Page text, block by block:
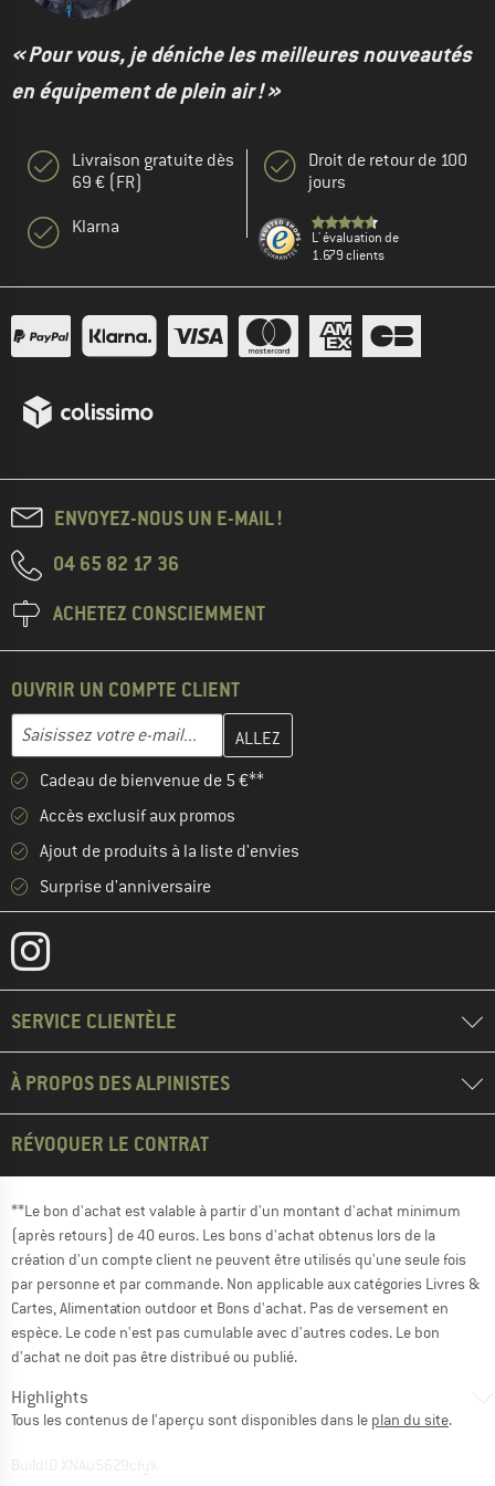
« Pour vous, je déniche les meilleures nouveautés
en équipement de plein air ! »
Livraison gratuite dès
69 € (FR)
Klarna
Droit de retour de 100
jours
L' évaluation de
1.679 clients
ENVOYEZ-NOUS UN E-MAIL !
04 65 82 17 36
ACHETEZ CONSCIEMMENT
OUVRIR UN COMPTE CLIENT
Adresse e-mail
Entrez votre adresse e-mail ici et créez votre compte client à la
Cadeau de bienvenue de 5 €**
Accès exclusif aux promos
Ajout de produits à la liste d'envies
Surprise d'anniversaire
SERVICE CLIENTÈLE
À PROPOS DES ALPINISTES
RÉVOQUER LE CONTRAT
**Le bon d'achat est valable à partir d'un montant d'achat minimum
(après retours) de 40 euros. Les bons d'achat obtenus lors de la
création d'un compte client ne peuvent être utilisés qu'une seule fois
par personne et par commande. Non applicable aux catégories Livres &
Cartes, Alimentation outdoor et Bons d'achat. Pas de versement en
espèce. Le code n'est pas cumulable avec d'autres codes. Le bon
d'achat ne doit pas être distribué ou publié.
Highlights
Tous les contenus de l'aperçu sont disponibles dans le plan du site.